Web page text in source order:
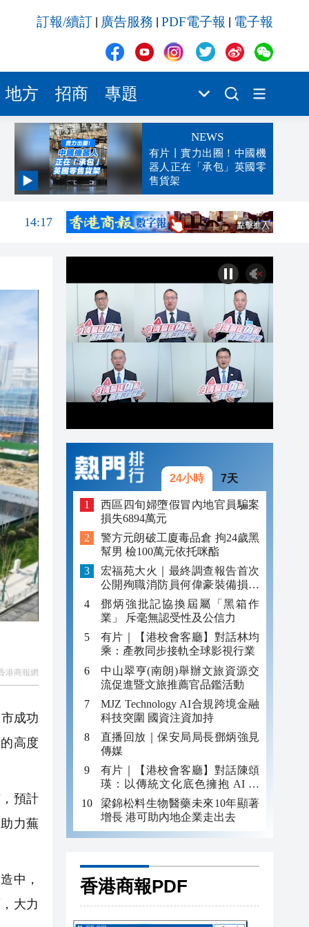
訂報/續訂 廣告服務 PDF電子報 電子報
地方 招商 專題
NEWS
有片丨實力出圈！中國機
器人正在「承包」英國零
售貨架
14:22
14:17
13:14
港商報網
成功
高度
預計
力蕪
中，
大力
24小時 7天
西區四旬婦墮假冒內地官員騙案
損失6894萬元
警方元朗破工廈毒品倉 拘24歲黑
幫男 檢100萬元依托咪酯
宏福苑大火｜最終調查報告首次
公開殉職消防員何偉豪裝備損毀
照片
鄧炳強批記協換屆屬「黑箱作
業」 斥毫無認受性及公信力
有片｜【港校會客廳】對話林均
乘：產教同步接軌全球影視行業
中山翠亨(南朗)舉辦文旅資源交
流促進暨文旅推薦官品鑑活動
MJZ Technology AI合規跨境金融
科技突圍 國資注資加持
直播回放｜保安局局長鄧炳強見
傳媒
有片｜【港校會客廳】對話陳頌
瑛：以傳統文化底色擁抱 AI 藝
術新發展
梁錦松料生物醫藥未來10年顯著
增長 港可助內地企業走出去
香港商報PDF